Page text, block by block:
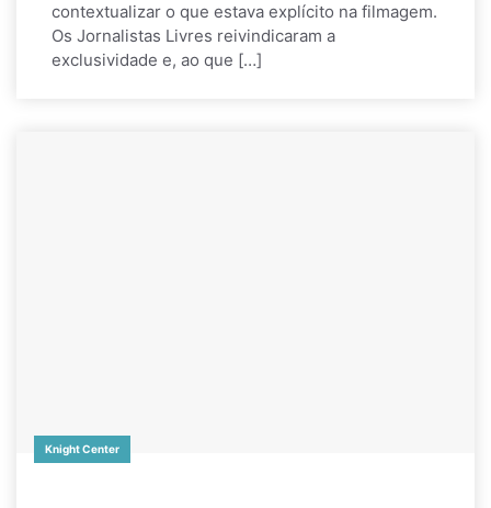
contextualizar o que estava explícito na filmagem.
Os Jornalistas Livres reivindicaram a
exclusividade e, ao que […]
Knight Center